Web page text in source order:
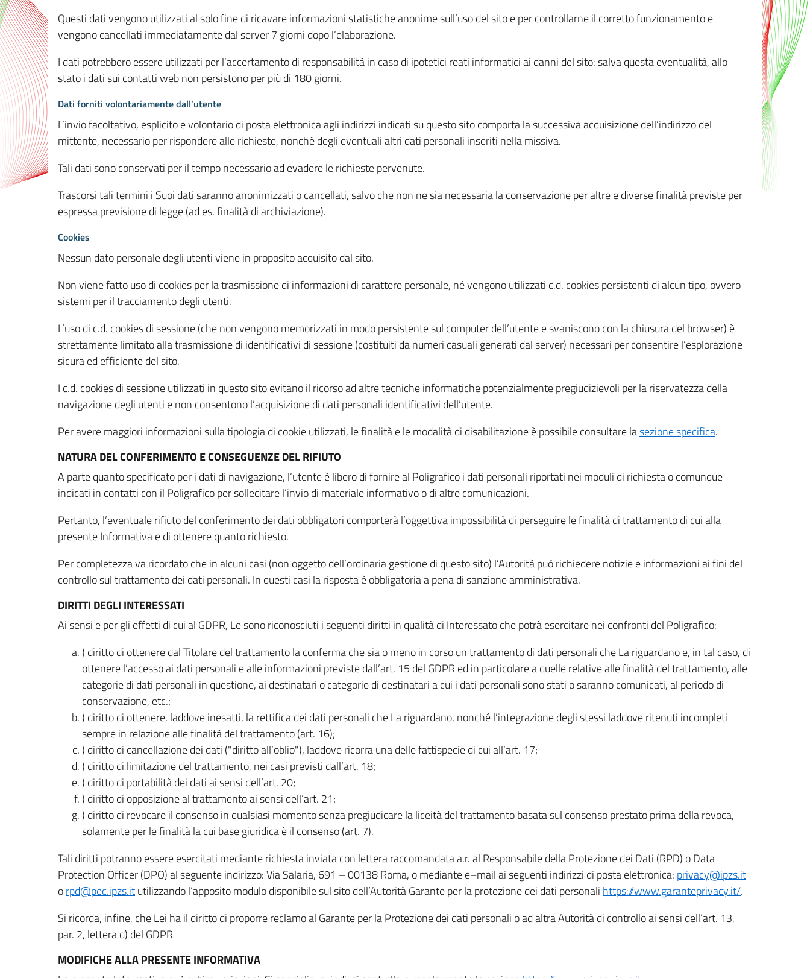
Questi dati vengono utilizzati al solo fine di ricavare informazioni statistiche anonime sull’uso del sito e per controllarne il corretto funzionamento e
vengono cancellati immediatamente dal server 7 giorni dopo l’elaborazione.
I dati potrebbero essere utilizzati per l’accertamento di responsabilità in caso di ipotetici reati informatici ai danni del sito: salva questa eventualità, allo
stato i dati sui contatti web non persistono per più di 180 giorni.
Dati forniti volontariamente dall’utente
L’invio facoltativo, esplicito e volontario di posta elettronica agli indirizzi indicati su questo sito comporta la successiva acquisizione dell’indirizzo del
mittente, necessario per rispondere alle richieste, nonché degli eventuali altri dati personali inseriti nella missiva.
Tali dati sono conservati per il tempo necessario ad evadere le richieste pervenute.
Trascorsi tali termini i Suoi dati saranno anonimizzati o cancellati, salvo che non ne sia necessaria la conservazione per altre e diverse finalità previste per
espressa previsione di legge (ad es. finalità di archiviazione).
Cookies
Nessun dato personale degli utenti viene in proposito acquisito dal sito.
Non viene fatto uso di cookies per la trasmissione di informazioni di carattere personale, né vengono utilizzati c.d. cookies persistenti di alcun tipo, ovvero
sistemi per il tracciamento degli utenti.
L’uso di c.d. cookies di sessione (che non vengono memorizzati in modo persistente sul computer dell’utente e svaniscono con la chiusura del browser) è
strettamente limitato alla trasmissione di identificativi di sessione (costituiti da numeri casuali generati dal server) necessari per consentire l’esplorazione
sicura ed efficiente del sito.
I c.d. cookies di sessione utilizzati in questo sito evitano il ricorso ad altre tecniche informatiche potenzialmente pregiudizievoli per la riservatezza della
navigazione degli utenti e non consentono l’acquisizione di dati personali identificativi dell’utente.
Per avere maggiori informazioni sulla tipologia di cookie utilizzati, le finalità e le modalità di disabilitazione è possibile consultare lasezione specifica.
NATURA DEL CONFERIMENTO E CONSEGUENZE DEL RIFIUTO
A parte quanto specificato per i dati di navigazione, l’utente è libero di fornire al Poligrafico i dati personali riportati nei moduli di richiesta o comunque
indicati in contatti con il Poligrafico per sollecitare l’invio di materiale informativo o di altre comunicazioni.
Pertanto, l’eventuale rifiuto del conferimento dei dati obbligatori comporterà l’oggettiva impossibilità di perseguire le finalità di trattamento di cui alla
presente Informativa e di ottenere quanto richiesto.
Per completezza va ricordato che in alcuni casi (non oggetto dell’ordinaria gestione di questo sito) l’Autorità può richiedere notizie e informazioni ai fini del
controllo sul trattamento dei dati personali. In questi casi la risposta è obbligatoria a pena di sanzione amministrativa.
DIRITTI DEGLI INTERESSATI
Ai sensi e per gli effetti di cui al GDPR, Le sono riconosciuti i seguenti diritti in qualità di Interessato che potrà esercitare nei confronti del Poligrafico:
) diritto di ottenere dal Titolare del trattamento la conferma che sia o meno in corso un trattamento di dati personali che La riguardano e, in tal caso, di
ottenere l’accesso ai dati personali e alle informazioni previste dall’art. 15 del GDPR ed in particolare a quelle relative alle finalità del trattamento, alle
categorie di dati personali in questione, ai destinatari o categorie di destinatari a cui i dati personali sono stati o saranno comunicati, al periodo di
conservazione, etc.;
) diritto di ottenere, laddove inesatti, la rettifica dei dati personali che La riguardano, nonché l’integrazione degli stessi laddove ritenuti incompleti
sempre in relazione alle finalità del trattamento (art. 16);
) diritto di cancellazione dei dati ("diritto all’oblio"), laddove ricorra una delle fattispecie di cui all’art. 17;
) diritto di limitazione del trattamento, nei casi previsti dall’art. 18;
) diritto di portabilità dei dati ai sensi dell’art. 20;
) diritto di opposizione al trattamento ai sensi dell’art. 21;
) diritto di revocare il consenso in qualsiasi momento senza pregiudicare la liceità del trattamento basata sul consenso prestato prima della revoca,
solamente per le finalità la cui base giuridica è il consenso (art. 7).
Tali diritti potranno essere esercitati mediante richiesta inviata con lettera raccomandata a.r. al Responsabile della Protezione dei Dati (RPD) o Data
Protection Officer (DPO) al seguente indirizzo: Via Salaria, 691 – 00138 Roma, o mediante e–mail ai seguenti indirizzi di posta elettronica: privacy@ipzs.it
orpd@pec.ipzs.itutilizzando l’apposito modulo disponibile sul sito dell’Autorità Garante per la protezione dei dati personali https://www.garanteprivacy.it/.
Si ricorda, infine, che Lei ha il diritto di proporre reclamo al Garante per la Protezione dei dati personali o ad altra Autorità di controllo ai sensi dell’art. 13,
par. 2, lettera d) del GDPR
MODIFICHE ALLA PRESENTE INFORMATIVA